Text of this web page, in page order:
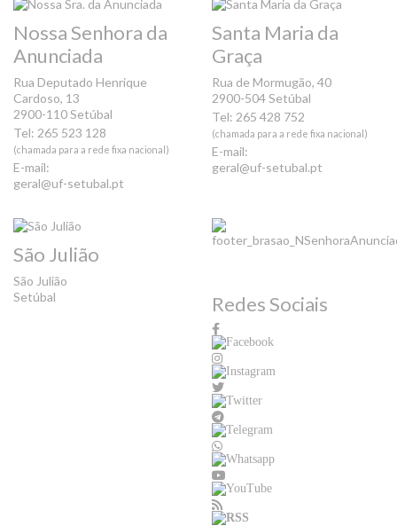
Nossa Senhora da
Anunciada
Rua Deputado Henrique
Cardoso, 13
2900-110 Setúbal
Tel: 265 523 128
(chamada para a rede fixa nacional)
E-mail:
geral@uf-setubal.pt
Santa Maria da
Graça
Rua de Mormugão, 40
2900-504 Setúbal
Tel: 265 428 752
(chamada para a rede fixa nacional)
E-mail:
geral@uf-setubal.pt
São Julião
São Julião
Setúbal
Redes Sociais